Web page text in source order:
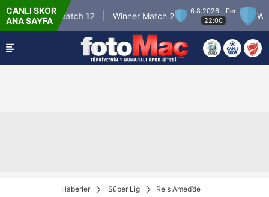
CANLI SKOR
ANA SAYFA
Winner Match 12 Winner Match 2
6.8.2026 - Per
22:00
Haberler Süper Lig Reis Amed’de